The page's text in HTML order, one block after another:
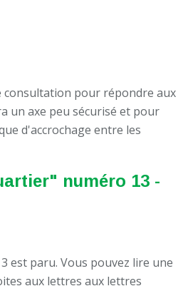
consultation pour répondre aux
un axe peu sécurisé et pour
d'accrochage entre les
numéro 13 -
est paru. Vous pouvez lire une
aux lettres aux lettres